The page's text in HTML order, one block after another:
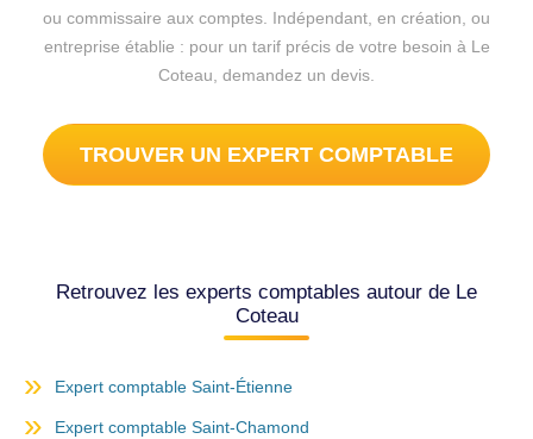
ou commissaire aux comptes. Indépendant, en création, ou
entreprise établie : pour un tarif précis de votre besoin à Le
Coteau, demandez un devis.
TROUVER UN EXPERT COMPTABLE
Retrouvez les experts comptables autour de Le
Coteau
Expert comptable Saint-Étienne
Expert comptable Saint-Chamond